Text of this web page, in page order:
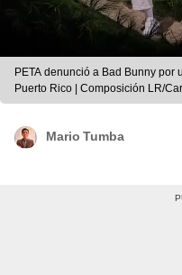
PETA denunció a Bad Bunny por
Puerto Rico | Composición LR/
Mario Tumba